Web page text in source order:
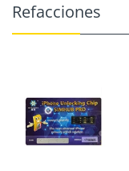
Refacciones